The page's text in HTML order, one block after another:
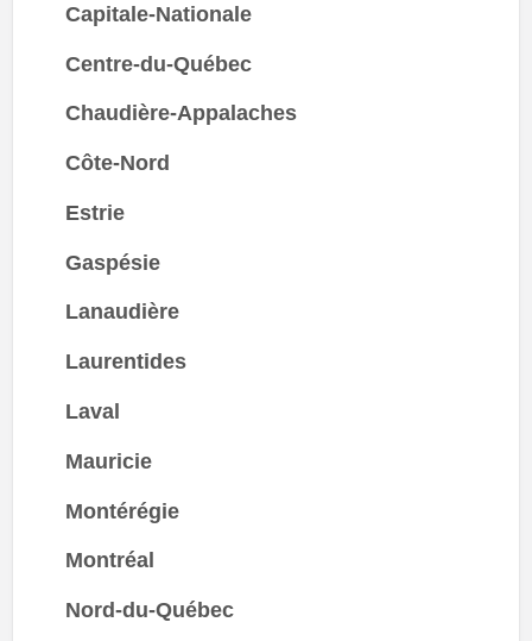
Capitale-Nationale
Centre-du-Québec
Chaudière-Appalaches
Côte-Nord
Estrie
Gaspésie
Lanaudière
Laurentides
Laval
Mauricie
Montérégie
Montréal
Nord-du-Québec